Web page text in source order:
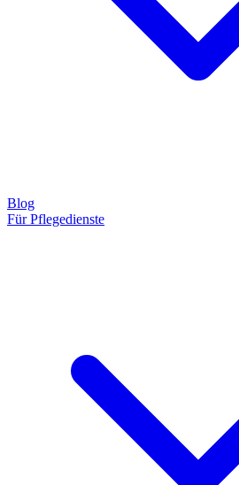
Blog
Für Pflegedienste